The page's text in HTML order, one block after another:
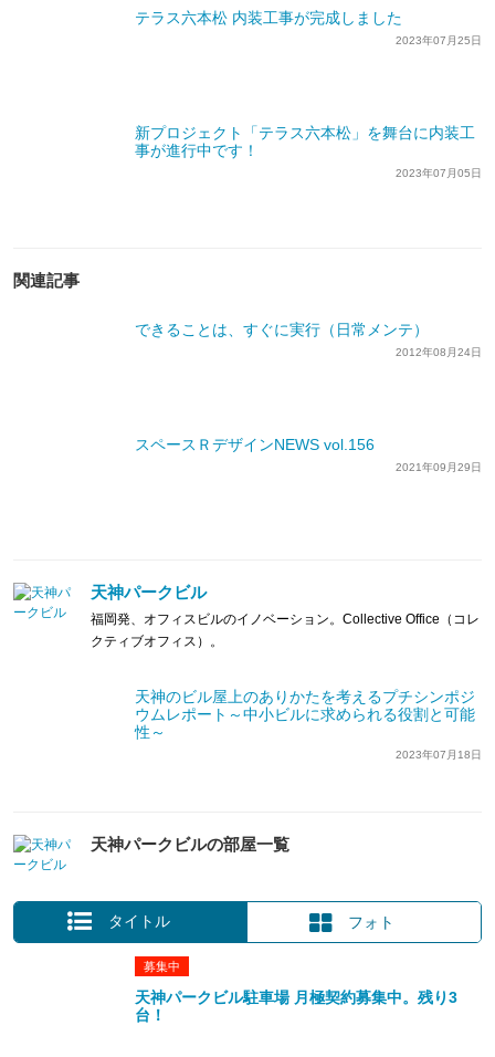
テラス六本松 内装工事が完成しました
2023年07月25日
新プロジェクト「テラス六本松」を舞台に内装工
事が進行中です！
2023年07月05日
関連記事
できることは、すぐに実行（日常メンテ）
2012年08月24日
スペースＲデザインNEWS vol.156
2021年09月29日
天神パークビル
福岡発、オフィスビルのイノベーション。Collective Office（コレ
クティブオフィス）。
天神のビル屋上のありかたを考えるプチシンポジ
ウムレポート～中小ビルに求められる役割と可能
性～
2023年07月18日
天神パークビルの部屋一覧
タイトル フォト
募集中
天神パークビル駐車場 月極契約募集中。残り3
台！